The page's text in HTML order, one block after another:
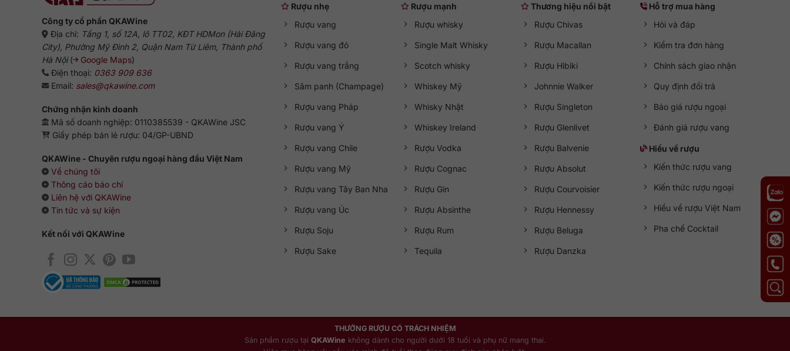
Công ty cổ phần QKAWine
Địa chỉ: Tầng 1, số 12A, lô TT02, KĐT HDMon (Hải Đăng
City), Phường Mỹ Đình 2, Quận Nam Từ Liêm, Thành phố
Hà Nội( Google Maps)
Điện thoại: 0363 909 636
Email: sales@qkawine.com
Chứng nhận kinh doanh
Mã số doanh nghiệp: 0110385539 - QKAWine JSC
Giấy phép bán lẻ rượu: 04/GP-UBND
QKAWine - Chuyên rượu ngoại hàng đầu Việt Nam
Về chúng tôi
Thông cáo báo chí
Liên hệ với QKAWine
Tin tức và sự kiện
Kết nối với QKAWine
Rượu nhẹ
Rượu vang
Rượu vang đỏ
Rượu vang trắng
Sâm panh (Champage)
Rượu vang Pháp
Rượu vang Ý
Rượu vang Chile
Rượu vang Mỹ
Rượu vang Tây Ban Nha
Rượu vang Úc
Rượu Soju
Rượu Sake
Rượu mạnh
Rượu whisky
Single Malt Whisky
Scotch whisky
Whiskey Mỹ
Whisky Nhật
Whiskey Ireland
Rượu Vodka
Rượu Cognac
Rượu Gin
Rượu Absinthe
Rượu Rum
Tequila
Thương hiệu nổi bật
Rượu Chivas
Rượu Macallan
Rượu Hibiki
Johnnie Walker
Rượu Singleton
Rượu Glenlivet
Rượu Balvenie
Rượu Absolut
Rượu Courvoisier
Rượu Hennessy
Rượu Beluga
Rượu Danzka
Hỗ trợ mua hàng
Hỏi và đáp
Kiểm tra đơn hàng
Chính sách giao nhận
Quy định đổi trả
Báo giá rượu ngoại
Đánh giá rượu vang
Hiểu về rượu
Kiến thức rượu vang
Kiến thức rượu ngoại
Hiểu về rượu Việt Nam
Pha chế Cocktail
THƯỞNG RƯỢU CÓ TRÁCH NHIỆM
Sản phẩm rượu tại QKAWine không dành cho người dưới 18 tuổi và phụ nữ mang thai.